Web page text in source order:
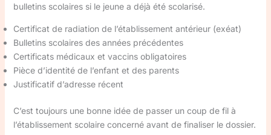
bulletins scolaires si le jeune a déjà été scolarisé.
Certificat de radiation de l’établissement antérieur (exéat)
Bulletins scolaires des années précédentes
Certificats médicaux et vaccins obligatoires
Pièce d’identité de l’enfant et des parents
Justificatif d’adresse récent
C’est toujours une bonne idée de passer un coup de fil à
l’établissement scolaire concerné avant de finaliser le dossier.